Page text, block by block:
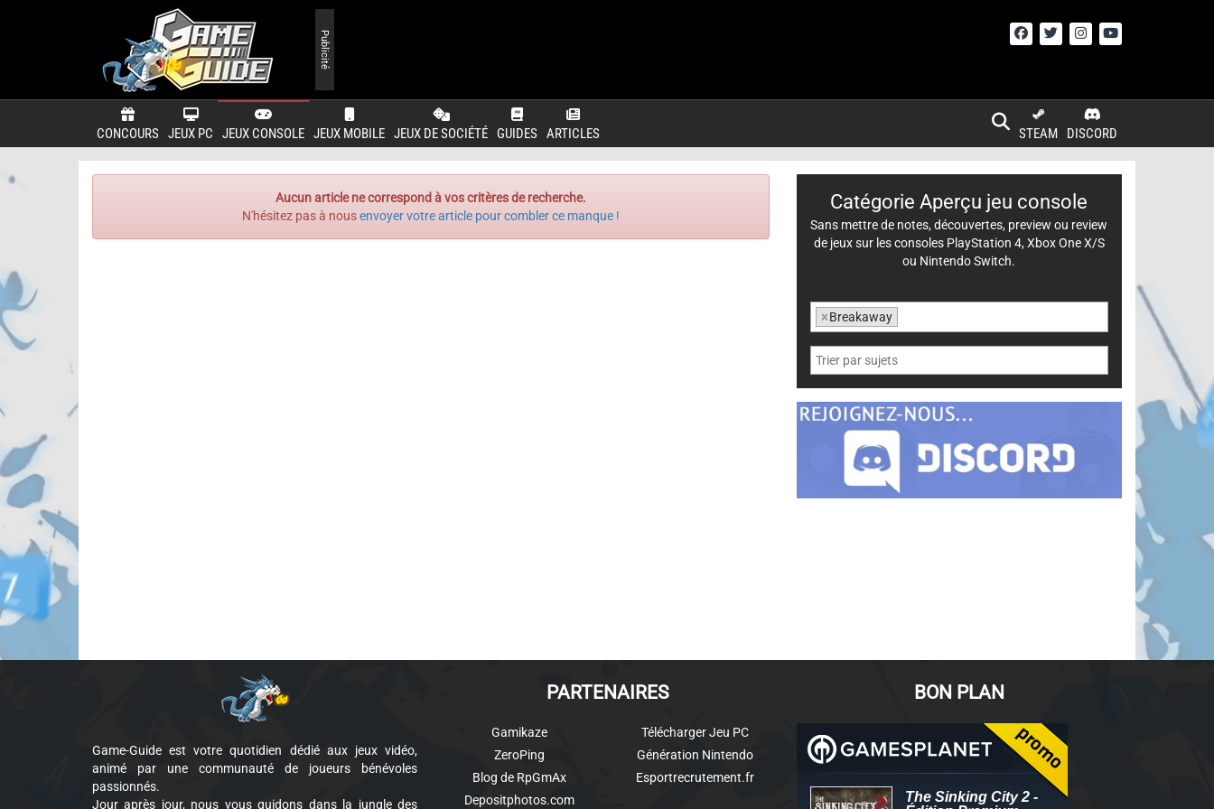
CONCOURS JEUX PC JEUX CONSOLE JEUX MOBILE JEUX DE SOCIÉTÉ GUIDES ARTICLES DISCORD
STEAM
Publicité
Aucun article ne correspond à vos critères de recherche.
N'hésitez pas à nousenvoyer votre article pour combler ce manque !
Catégorie Aperçu jeu console
Sans mettre de notes, découvertes, preview ou review
de jeux sur les consoles PlayStation 4, Xbox One X/S
ou Nintendo Switch.
×Breakaway
Game-Guide est votre quotidien dédié aux jeux vidéo,
animé par une communauté de joueurs bénévoles
passionnés.
Jour après jour, nous vous guidons dans la jungle des
PARTENAIRES
Gamikaze
ZeroPing
Blog de RpGmAx
Depositphotos.com
Télécharger Jeu PC
Génération Nintendo
Esportrecrutement.fr
BON PLAN